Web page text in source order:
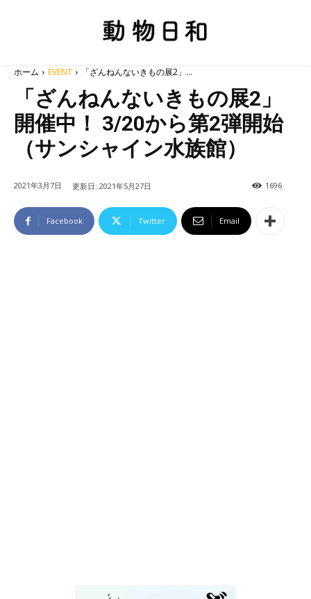
ホーム EVENT 「ざんねんないきもの展2」...
「ざんねんないきもの展2」
開催中！ 3/20から第2弾開始
（サンシャイン水族館）
2021年3月7日 更新日: 2021年5月27日 1696
Facebook Twitter Email